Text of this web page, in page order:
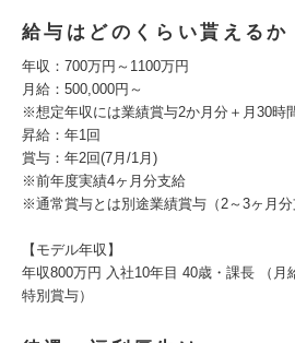
給与はどのくらい貰えるか
年収：700万円～1100万円
月給：500,000円～
※想定年収には業績賞与2か月分＋月30時
昇給：年1回
賞与：年2回(7月/1月)
※前年度実績4ヶ月分支給
※通常賞与とは別途業績賞与（2～3ヶ月分
【モデル年収】
年収800万円 入社10年目 40歳・課長 （月
特別賞与）